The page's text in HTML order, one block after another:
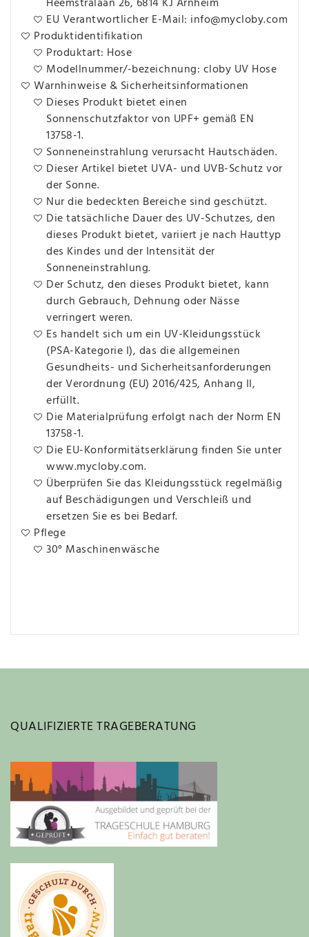
Heemstralaan 26, 6814 KJ Arnheim
EU Verantwortlicher E-Mail: info@mycloby.com
Produktidentifikation
Produktart: Hose
Modellnummer/-bezeichnung: cloby UV Hose
Warnhinweise & Sicherheitsinformationen
Dieses Produkt bietet einen
Sonnenschutzfaktor von UPF+ gemäß EN
13758-1.
Sonneneinstrahlung verursacht Hautschäden.
Dieser Artikel bietet UVA- und UVB-Schutz vor
der Sonne.
Nur die bedeckten Bereiche sind geschützt.
Die tatsächliche Dauer des UV-Schutzes, den
dieses Produkt bietet, variiert je nach Hauttyp
des Kindes und der Intensität der
Sonneneinstrahlung.
Der Schutz, den dieses Produkt bietet, kann
durch Gebrauch, Dehnung oder Nässe
verringert weren.
Es handelt sich um ein UV-Kleidungsstück
(PSA-Kategorie I), das die allgemeinen
Gesundheits- und Sicherheitsanforderungen
der Verordnung (EU) 2016/425, Anhang II,
erfüllt.
Die Materialprüfung erfolgt nach der Norm EN
13758-1.
Die EU-Konformitätserklärung finden Sie unter
www.mycloby.com.
Überprüfen Sie das Kleidungsstück regelmäßig
auf Beschädigungen und Verschleiß und
ersetzen Sie es bei Bedarf.
Pflege
30° Maschinenwäsche
QUALIFIZIERTE TRAGEBERATUNG